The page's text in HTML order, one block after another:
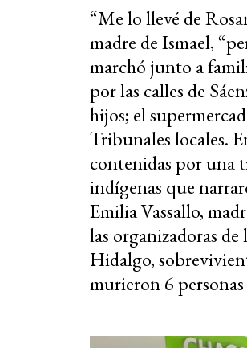
“Me lo llevé de
madre de Ismael,
marchó junto a
por las calles de
hijos; el
Tribunales locales.
contenidas por una
indígenas que
Emilia Vassallo,
las organizadoras
Hidalgo,
murieron 6